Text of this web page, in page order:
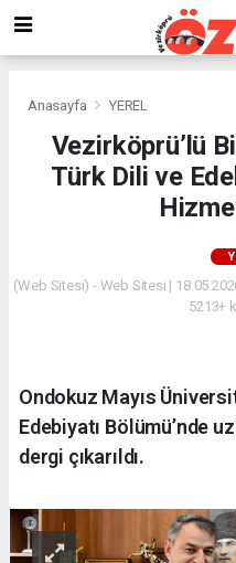
Anasayfa YEREL
Vezirköprü’lü
Türk Dili ve
(Web Sitesi) - Web Sitesi |
5213+
Ondokuz Mayıs
Edebiyatı Bölümü’nde
dergi çıkarıldı.